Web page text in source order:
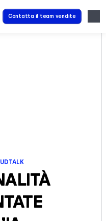
Contatta il team vendite